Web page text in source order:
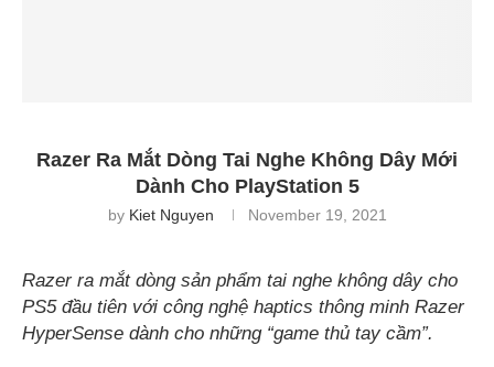
Razer Ra Mắt Dòng Tai Nghe Không Dây Mới
Dành Cho PlayStation 5
by Kiet Nguyen November 19, 2021
Razer ra mắt dòng sản phẩm tai nghe không dây cho
PS5 đầu tiên với công nghệ haptics thông minh Razer
HyperSense dành cho những “game thủ tay cầm”.